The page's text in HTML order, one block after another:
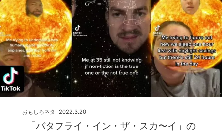
「バタフライ・イン・ザ・スカ〜イ」の
2022.3.20
おもしろネタ